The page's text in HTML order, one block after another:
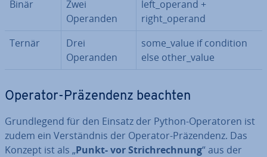
Binär
Zwei
Operanden
left_operand +
right_operand
Ternär
Drei
Operanden
some_value if condition
else other_value
Operator-Prä­zen­denz beachten
Grund­le­gend für den Einsatz der Python-Ope­ra­to­ren ist
zudem ein Ver­ständ­nis der Operator-Prä­zen­denz. Das
Konzept ist als „Punkt- vor Strich­rech­nung“ aus der